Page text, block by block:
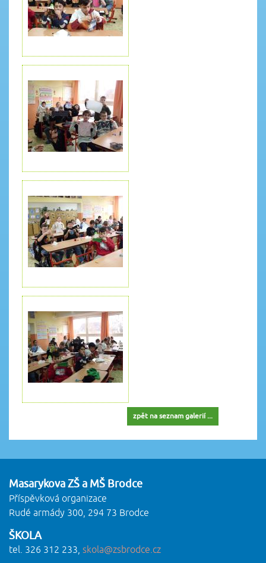
zpět na seznam galerií ...
Masarykova ZŠ a MŠ Brodce
Příspěvková organizace
Rudé armády 300, 294 73 Brodce
ŠKOLA
tel. 326 312 233, skola@zsbrodce.cz